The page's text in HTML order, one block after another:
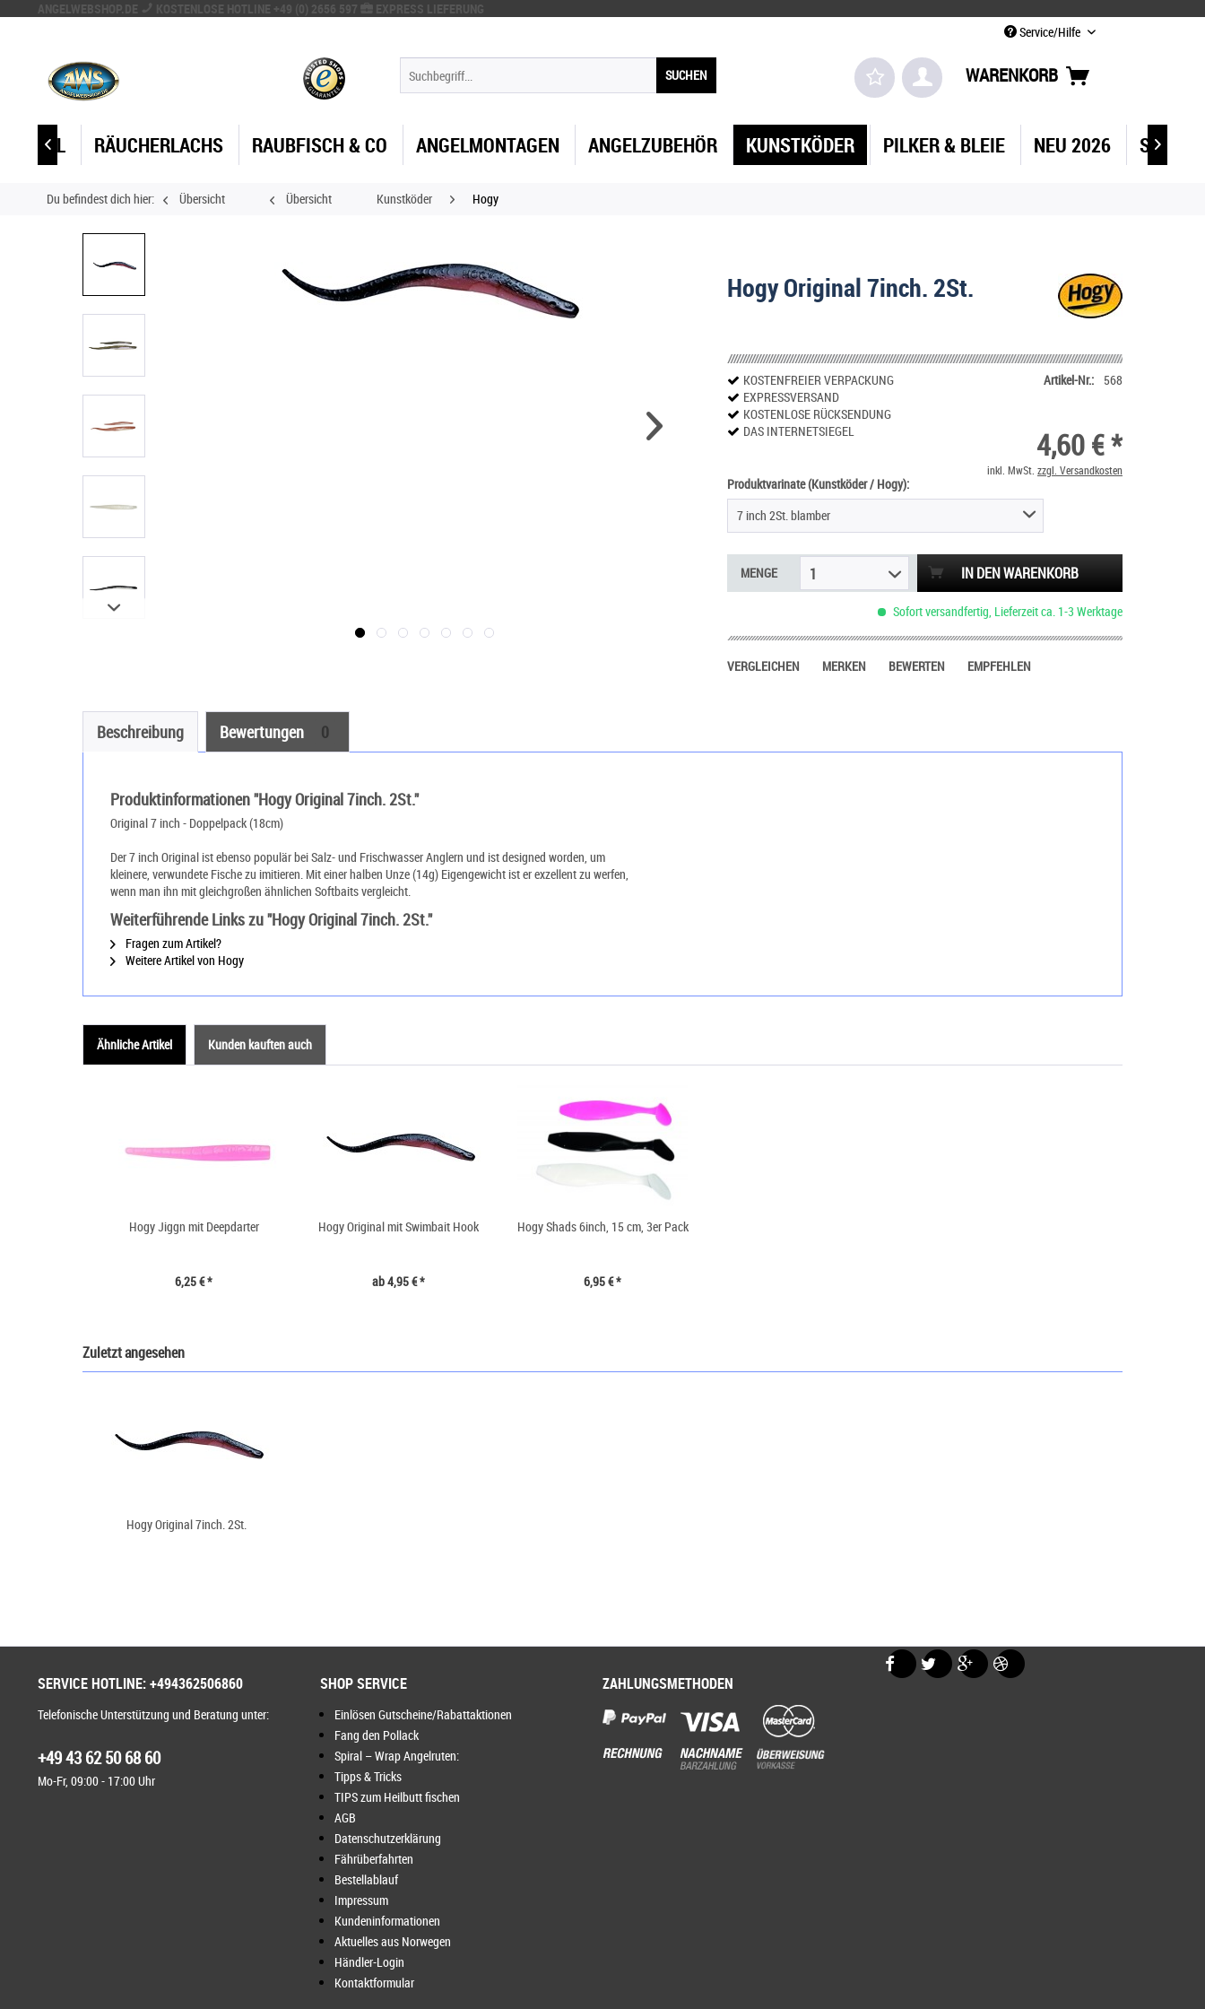
ANGELWEBSHOP.DE KOSTENLOSE HOTLINE +49 (0) 2656 597
EXPRESS LIEFERUNG
Service/Hilfe
SUCHEN WARENKORB
RÄUCHERLACHS RAUBFISCH & CO ANGELMONTAGEN ANGELZUBEHÖR KUNSTKÖDER PILKER & BLEIE NEU 2026
 
Du befindest dich hier: Übersicht Übersicht Kunstköder Hogy
Hogy Original 7inch. 2St.
KOSTENFREIER VERPACKUNG
EXPRESSVERSAND
KOSTENLOSE RÜCKSENDUNG
DAS INTERNETSIEGEL
Artikel-Nr.: 568
4,60 € *
inkl. MwSt. zzgl. Versandkosten
Produktvarinate (Kunstköder / Hogy):
7 inch 2St. blamber
MENGE 1 IN DEN WARENKORB
Sofort versandfertig, Lieferzeit ca. 1-3 Werktage
VERGLEICHEN MERKEN BEWERTEN EMPFEHLEN
Beschreibung Bewertungen 0
Produktinformationen "Hogy Original 7inch. 2St."
Original 7 inch - Doppelpack (18cm)
Der 7 inch Original ist ebenso populär bei Salz- und Frischwasser Anglern und ist designed worden, um
kleinere, verwundete Fische zu imitieren. Mit einer halben Unze (14g) Eigengewicht ist er exzellent zu werfen,
wenn man ihn mit gleichgroßen ähnlichen Softbaits vergleicht.
Weiterführende Links zu "Hogy Original 7inch. 2St."
Fragen zum Artikel?
Weitere Artikel von Hogy
Ähnliche Artikel Kunden kauften auch
Hogy Jiggn mit Deepdarter
6,25 € *
Hogy Original mit Swimbait Hook
ab 4,95 € *
Hogy Shads 6inch, 15 cm, 3er Pack
6,95 € *
Zuletzt angesehen
Hogy Original 7inch. 2St.
SERVICE HOTLINE: +494362506860
Telefonische Unterstützung und Beratung unter:
+49 43 62 50 68 60
Mo-Fr, 09:00 - 17:00 Uhr
SHOP SERVICE
Einlösen Gutscheine/Rabattaktionen
Fang den Pollack
Spiral – Wrap Angelruten:
Tipps & Tricks
TIPS zum Heilbutt fischen
AGB
Datenschutzerklärung
Fährüberfahrten
Bestellablauf
Impressum
Kundeninformationen
Aktuelles aus Norwegen
Händler-Login
Kontaktformular
ZAHLUNGSMETHODEN